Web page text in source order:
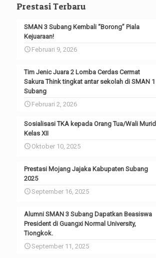
Prestasi Terbaru
SMAN 3 Subang Kembali “Borong” Piala
Kejuaraan!
Februari 9, 2026
Tim Jenic Juara 2 Lomba Cerdas Cermat
Sakura Think tingkat antar sekolah di SMAN 1
Subang
Februari 2, 2026
Sosialisasi TKA kepada Orang Tua/Wali Murid
Kelas XII
Oktober 10, 2025
Prestasi Mojang Jajaka Kabupaten Subang
2025
September 16, 2025
Alumni SMAN 3 Subang Dapatkan Beasiswa
President di Guangxi Normal University,
Tiongkok.
September 11, 2025